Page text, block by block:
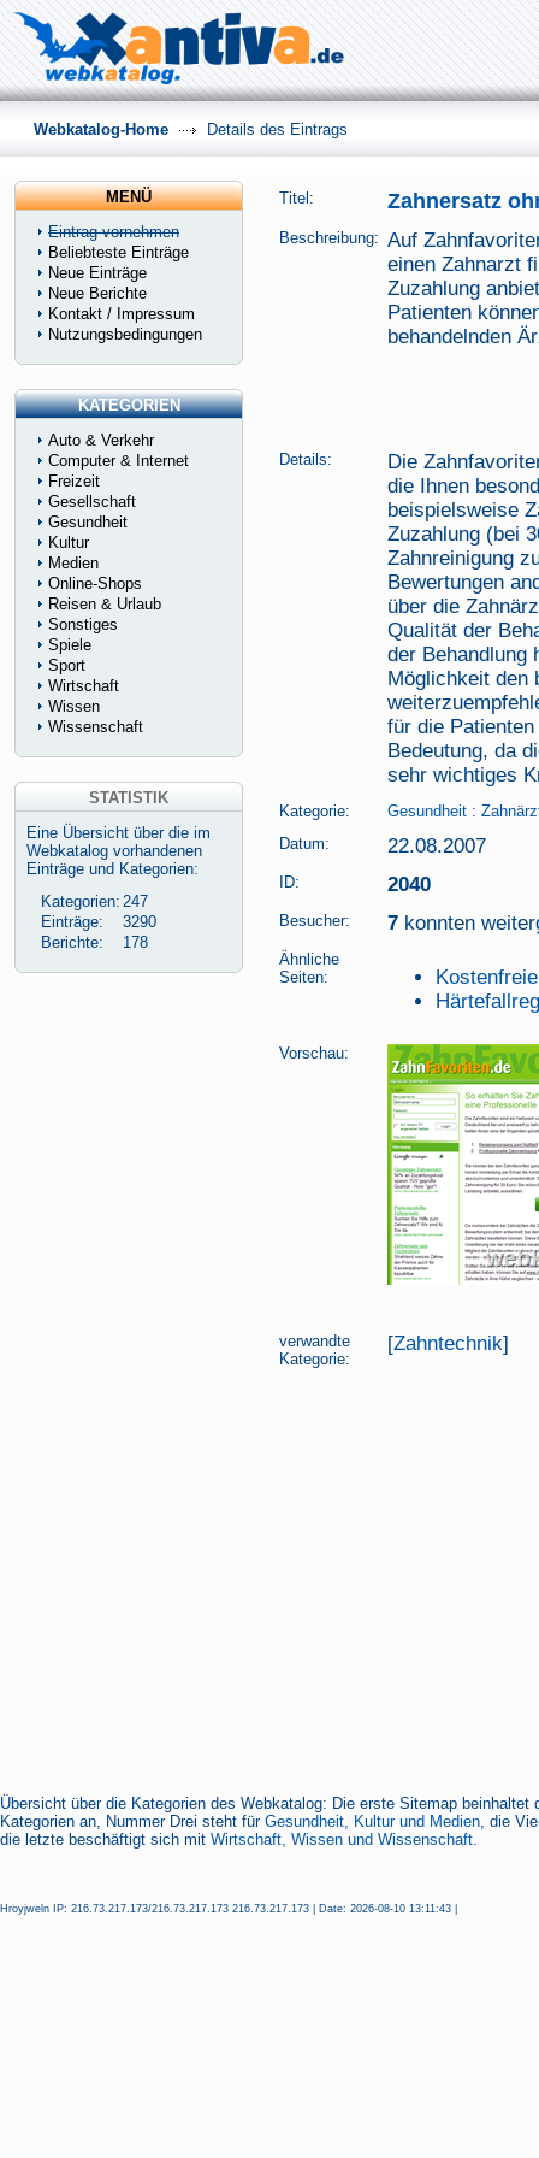
Titel: Zahnersatz
Beschreibung: Auf
einen Zahnarzt
Zuzahlung
Patienten
behandelnden
Details:
Die
die Ihnen
beispielsweise
Zuzahlung (bei
Zahnreinigung
Bewertungen
über die
Qualität der
der Behandlung
Möglichkeit den
für die
Bedeutung, da
sehr wichtiges
Kategorie: Gesundheit :
Datum:
22.08.2007
ID: 2040
Besucher: 7 konnten
Ähnliche
Seiten:
Vorschau:
verwandte
Kategorie:
[Zahntechnik]
Übersicht über die Kategorien des Webkatalog: Die erste Sitemap beinhaltet
Kategorien an, Nummer Drei steht für Gesundheit, Kultur und Medien, die
die letzte beschäftigt sich mit Wirtschaft, Wissen und Wissenschaft.
Hroyjweln IP: 216.73.217.173/216.73.217.173 216.73.217.173 | Date: 2026-08-10 13:11:43 |
Webkatalog-Home Details des Eintrags
MENÜ
Eintrag vornehmen
Beliebteste Einträge
Neue Einträge
Neue Berichte
Kontakt / Impressum
Nutzungsbedingungen
KATEGORIEN
Auto & Verkehr
Computer & Internet
Freizeit
Gesellschaft
Gesundheit
Kultur
Medien
Online-Shops
Reisen & Urlaub
Sonstiges
Spiele
Sport
Wirtschaft
Wissen
Wissenschaft
STATISTIK
Eine Übersicht über die im
Webkatalog vorhandenen
Einträge und Kategorien:
Kategorien: 247
Einträge:
3290
Berichte:
178